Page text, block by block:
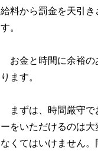
給料から罰金を天引
す。
お金と時間に余裕の
ります。
まずは、時間厳守で
ーをいただけるのは
なくてはいけません